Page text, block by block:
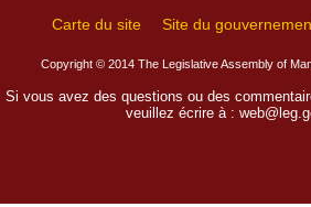
Carte du site Site du
Copyright © 2014 The Legislative Assembly of
Si vous avez des questions ou des
veuillez écrire à :